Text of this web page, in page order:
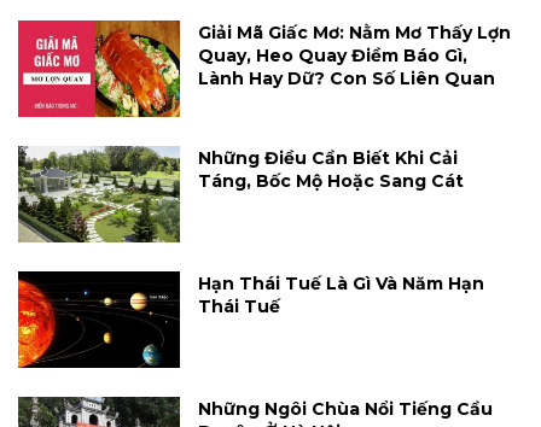
Giải Mã Giấc Mơ: Nằm Mơ Thấy Lợn
Quay, Heo Quay Điềm Báo Gì,
Lành Hay Dữ? Con Số Liên Quan
Những Điều Cần Biết Khi Cải
Táng, Bốc Mộ Hoặc Sang Cát
Hạn Thái Tuế Là Gì Và Năm Hạn
Thái Tuế
Những Ngôi Chùa Nổi Tiếng Cầu